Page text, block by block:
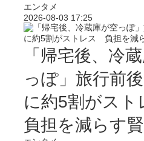
エンタメ
2026-08-03 17:25
「帰宅後、冷
っぽ」旅行前
に約5割がス
負担を減らす